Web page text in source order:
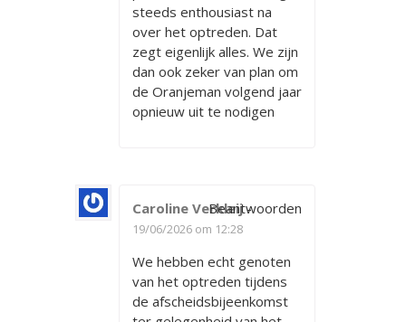
steeds enthousiast na
over het optreden. Dat
zegt eigenlijk alles. We zijn
dan ook zeker van plan om
de Oranjeman volgend jaar
opnieuw uit te nodigen
Caroline Verkleij-
19/06/2026 om 12:28
We hebben echt genoten
van het optreden tijdens
de afscheidsbijeenkomst
Beantwoorden